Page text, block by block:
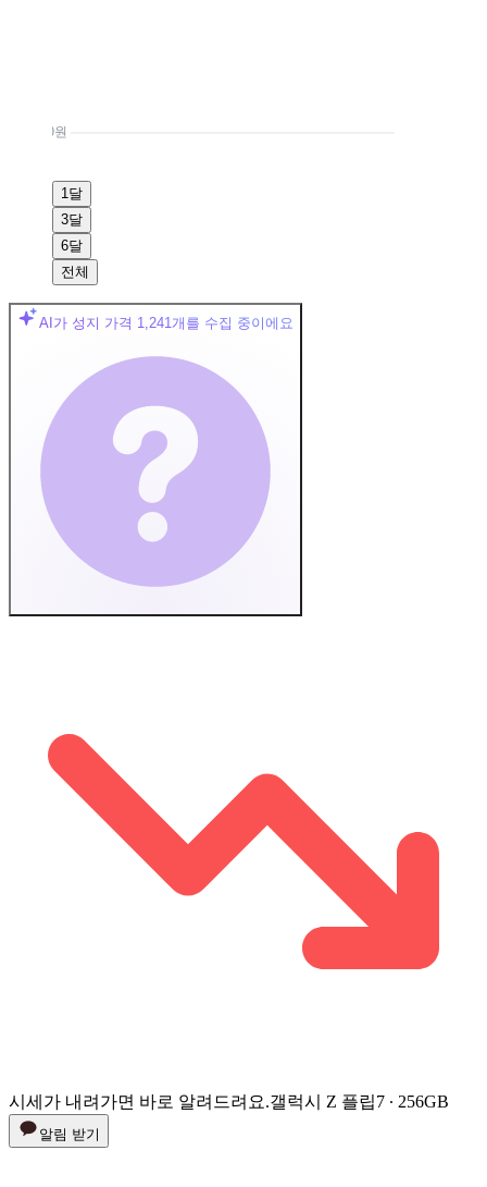
0원
1달
3달
6달
전체
AI가 성지 가격 1,241 개를 수집 중이에요
시세가 내려가면 바로 알려드려요.갤럭시 Z 플립7 ∙ 256GB
알림 받기